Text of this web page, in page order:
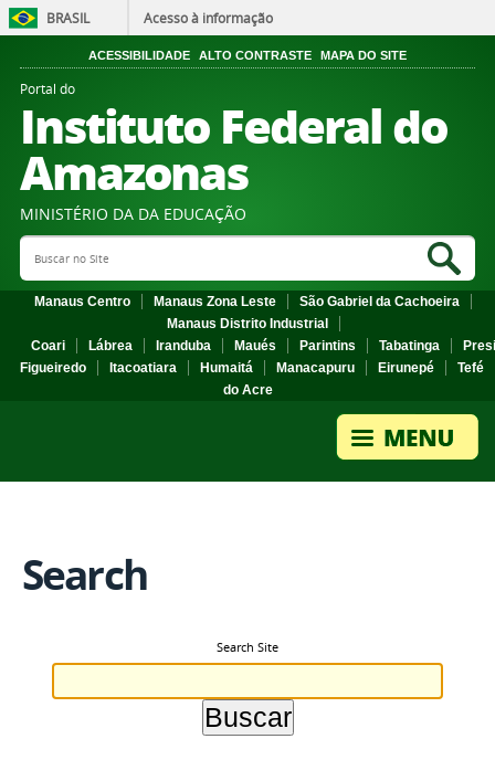
BRASIL Acesso à informação
ACESSIBILIDADE ALTO CONTRASTE MAPA DO SITE
Portal do
Instituto Federal do
Amazonas
MINISTÉRIO DA DA EDUCAÇÃO
Search Site
Manaus Centro Manaus Zona Leste
São Gabriel da Cachoeira
Manaus Distrito Industrial
Coari
Lábrea Iranduba Maués Parintins Tabatinga
Figueiredo
Itacoatiara Humaitá Manacapuru Eirunepé
Tefé
do Acre
Search
Search Site